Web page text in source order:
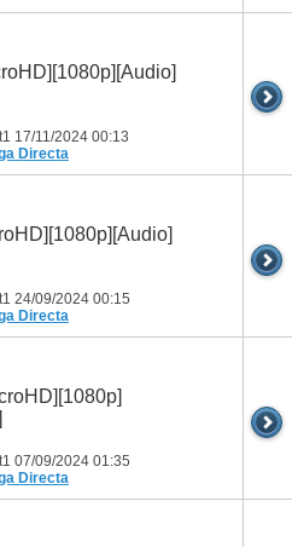
17/11/2024 00:13
Directa
24/09/2024 00:15
Directa
07/09/2024 01:35
Directa